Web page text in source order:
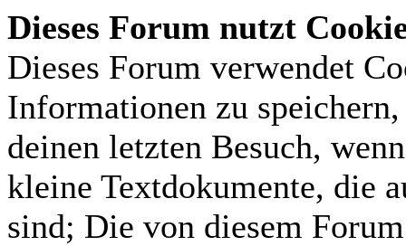
Dieses Forum nutzt
Dieses Forum verwendet
Informationen zu
deinen letzten Besuch,
kleine Textdokumente, die
sind; Die von diesem